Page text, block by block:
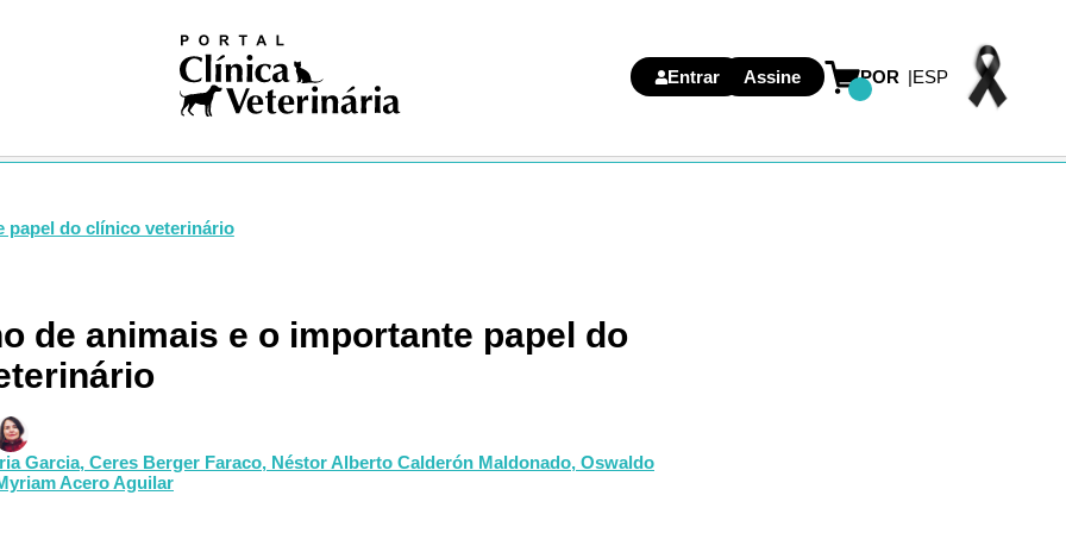
Entrar Assine POR ESP
papel do clínico veterinário
de animais e o importante papel do
Garcia, Ceres Berger Faraco, Néstor Alberto Calderón Maldonado, Oswaldo
Acero Aguilar